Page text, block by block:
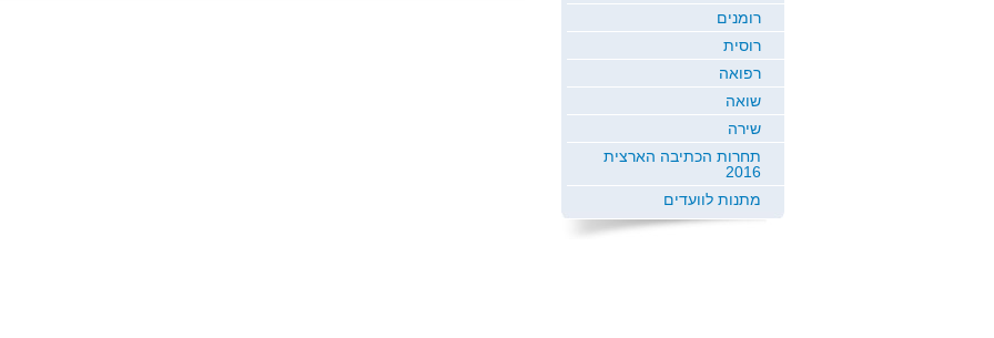
רומנים
רוסית
רפואה
שואה
שירה
תחרות הכתיבה הארצית
2016
מתנות לוועדים